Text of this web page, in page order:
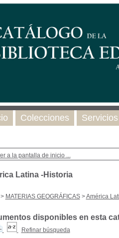
a la pantalla de inicio ...
Latina -Historia
> MATERIAS GEOGRÁFICAS>América
disponibles en esta
Refinar búsqueda
Colecciones Servicios